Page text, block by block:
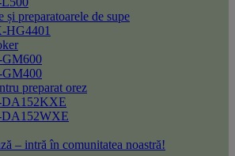
și preparatoarele de supe
HG4401
preparat orez
DA152KXE
DA152WXE
– intră în comunitatea noastră!